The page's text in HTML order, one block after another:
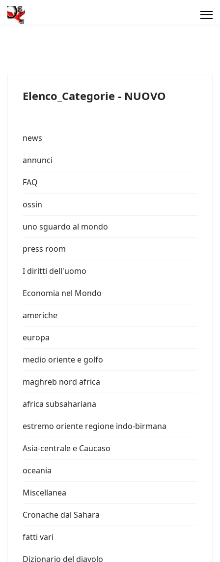
Elenco_Categorie - NUOVO
news
annunci
FAQ
ossin
uno sguardo al mondo
press room
I diritti dell'uomo
Economia nel Mondo
americhe
europa
medio oriente e golfo
maghreb nord africa
africa subsahariana
estremo oriente regione indo-birmana
Asia-centrale e Caucaso
oceania
Miscellanea
Cronache dal Sahara
fatti vari
Dizionario del diavolo